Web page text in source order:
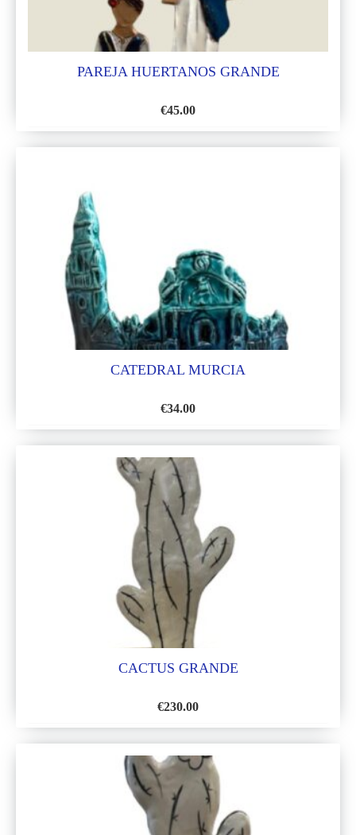
PAREJA HUERTANOS GRANDE
€45.00
A
CATEDRAL MURCIA
€34.00
A
LISTA
DESEOS
CACTUS GRANDE
€230.00
A
DE